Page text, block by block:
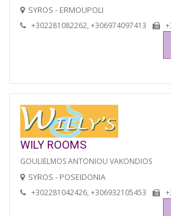
SYROS - ERMOUPOLI
+302281082262, +306974097413
WILY ROOMS
GOULIELMOS ANTONIOU VAKONDIOS
SYROS - POSEIDONIA
+302281042426, +306932105453